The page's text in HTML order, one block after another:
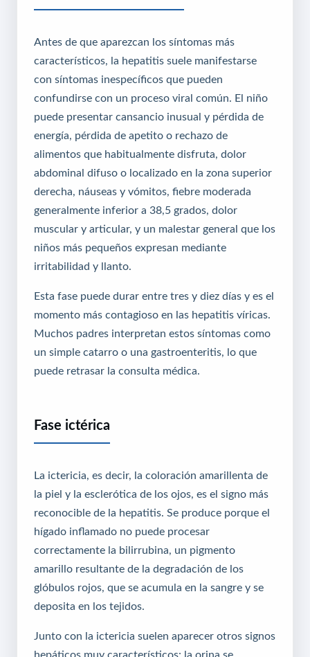
Antes de que aparezcan los síntomas más
característicos, la hepatitis suele manifestarse
con síntomas inespecíficos que pueden
confundirse con un proceso viral común. El niño
puede presentar cansancio inusual y pérdida de
energía, pérdida de apetito o rechazo de
alimentos que habitualmente disfruta, dolor
abdominal difuso o localizado en la zona superior
derecha, náuseas y vómitos, fiebre moderada
generalmente inferior a 38,5 grados, dolor
muscular y articular, y un malestar general que los
niños más pequeños expresan mediante
irritabilidad y llanto.
Esta fase puede durar entre tres y diez días y es el
momento más contagioso en las hepatitis víricas.
Muchos padres interpretan estos síntomas como
un simple catarro o una gastroenteritis, lo que
puede retrasar la consulta médica.
Fase ictérica
La ictericia, es decir, la coloración amarillenta de
la piel y la esclerótica de los ojos, es el signo más
reconocible de la hepatitis. Se produce porque el
hígado inflamado no puede procesar
correctamente la bilirrubina, un pigmento
amarillo resultante de la degradación de los
glóbulos rojos, que se acumula en la sangre y se
deposita en los tejidos.
Junto con la ictericia suelen aparecer otros signos
hepáticos muy característicos: la orina se